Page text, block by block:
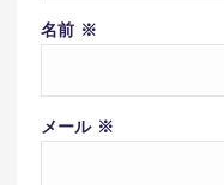
名前 ※
メール ※